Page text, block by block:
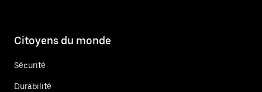
Citoyens du monde
Sécurité
Durabilité